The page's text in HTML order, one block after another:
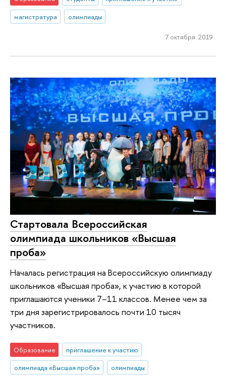
магистратура
олимпиады
7 октября 2019
Стартовала Всероссийская
олимпиада школьников «Высшая
проба»
Началась регистрация на Всероссийскую олимпиаду
школьников «Высшая проба», к участию в которой
приглашаются ученики 7–11 классов. Менее чем за
три дня зарегистрировалось почти 10 тысяч
участников.
Образование
приглашение к участию
олимпиада «Высшая проба»
олимпиады